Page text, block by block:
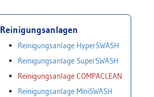
Reinigungsanlagen
Reinigungsanlage HyperSWASH
Reinigungsanlage SuperSWASH
Reinigungsanlage COMPACLEAN
Reinigungsanlage MiniSWASH